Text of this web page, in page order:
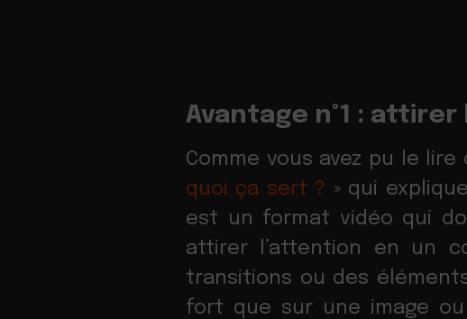
Avantage n°1 :
Comme vous avez pu le
quoi ça sert ? » qui
est un format vidéo qui
attirer l’attention en un
transitions ou des
fort que sur une image